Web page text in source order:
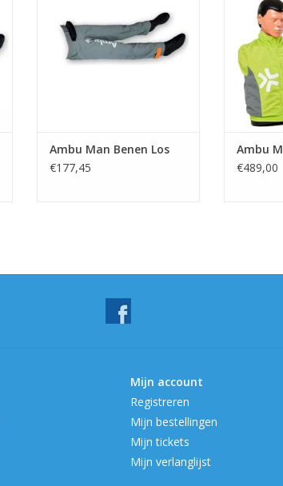
Ambu Man Benen Los
€177,45
Ambu
€489,00
Mijn account
Registreren
Mijn bestellingen
Mijn tickets
Mijn verlanglijst